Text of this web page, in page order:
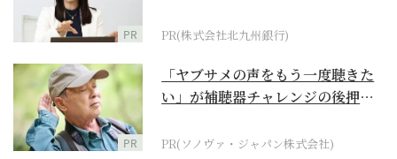
PR PR(株式会社北九州銀行)
PR
「ヤブサメの声をもう一度聴きた
い」が補聴器チャレンジの後押し
PR(ソノヴァ・ジャパン株式会社)